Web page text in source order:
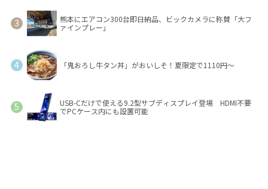
熊本にエアコン300台即日納品、ビックカメラに称賛「大フ
ァインプレー」
「鬼おろし牛タン丼」がおいしそ！夏限定で1110円～
USB-Cだけで使える9.2型サブディスプレイ登場 HDMI不要
でPCケース内にも設置可能